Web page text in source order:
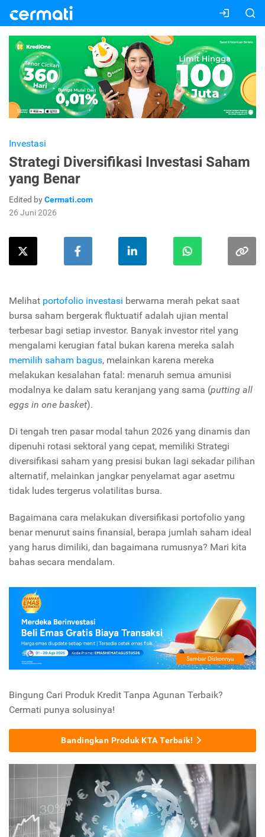
Investasi
Strategi Diversifikasi Investasi Saham
yang Benar
Edited byCermati.com
26 Juni 2026
Melihat portofolio investasi berwarna merah pekat saat
bursa saham bergerak fluktuatif adalah ujian mental
terbesar bagi setiap investor. Banyak investor ritel yang
mengalami kerugian fatal bukan karena mereka salah
memilih saham bagus, melainkan karena mereka
melakukan kesalahan fatal: menaruh semua amunisi
modalnya ke dalam satu keranjang yang sama (putting all
eggs in one basket).
Di tengah tren pasar modal tahun 2026 yang dinamis dan
dipenuhi rotasi sektoral yang cepat, memiliki Strategi
diversifikasi saham yang presisi bukan lagi sekadar pilihan
alternatif, melainkan jangkar penyelamat agar asetmu
tidak ludes tergerus volatilitas bursa.
Bagaimana cara melakukan diversifikasi portofolio yang
benar menurut sains finansial, berapa jumlah saham ideal
yang harus dimiliki, dan bagaimana rumusnya? Mari kita
bahas secara mendalam.
Bingung Cari Produk Kredit Tanpa Agunan Terbaik?
Cermati punya solusinya!
Bandingkan Produk KTA Terbaik!